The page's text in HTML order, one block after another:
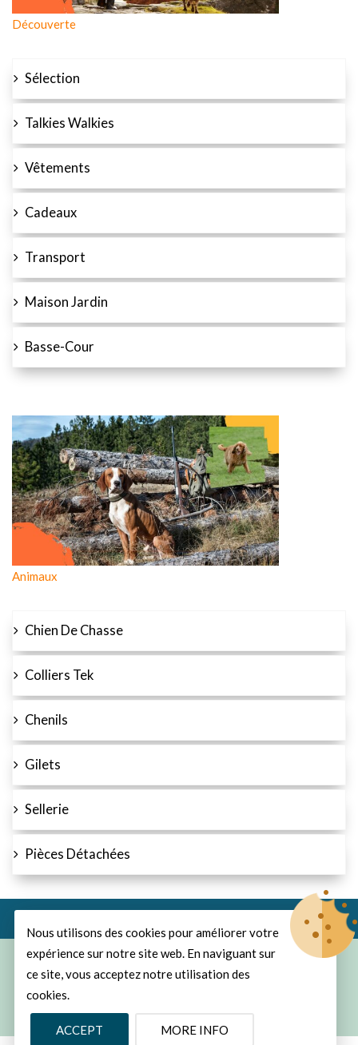
Découverte
Sélection
Talkies Walkies
Vêtements
Cadeaux
Transport
Maison Jardin
Basse-Cour
Animaux
Chien De Chasse
Colliers Tek
Chenils
Gilets
Sellerie
Pièces Détachées
© Copyright 2026ProChasseAll Rights Reserved.
Nous utilisons des cookies pour améliorer votre
expérience sur notre site web. En naviguant sur
ce site, vous acceptez notre utilisation des
cookies.
ACCEPT MORE INFO